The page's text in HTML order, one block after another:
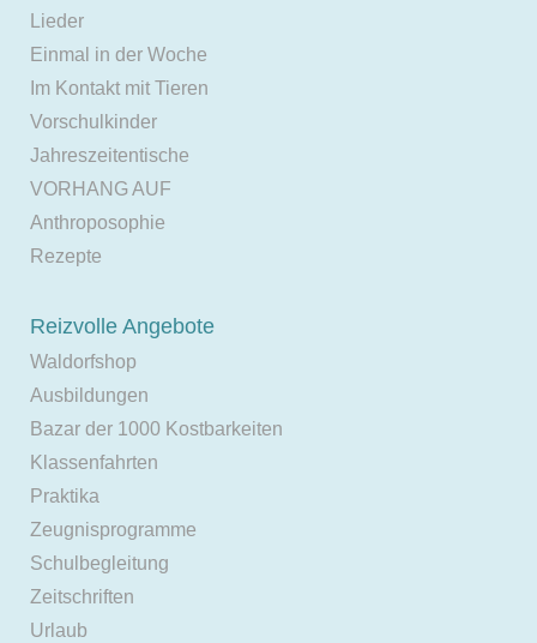
Lieder
Einmal in der Woche
Im Kontakt mit Tieren
Vorschulkinder
Jahreszeitentische
VORHANG AUF
Anthroposophie
Rezepte
Reizvolle Angebote
Waldorfshop
Ausbildungen
Bazar der 1000 Kostbarkeiten
Klassenfahrten
Praktika
Zeugnisprogramme
Schulbegleitung
Zeitschriften
Urlaub